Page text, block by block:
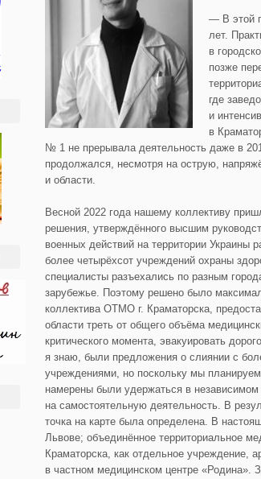
— В этой
лет.
в
позже
где
и
в
№ 1 не прерывала деятельность даже в
продолжался, несмотря на острую,
и области.
Весной 2022 года нашему коллективу
решения, утверждённого высшим
военных действий на территории Украины
более четырёхсот учреждений охраны
специалисты разъехались по разным
зарубежье. Поэтому решено было
коллектива ОТМО г. Краматорска,
области треть от общего объёма
критического момента, эвакуировать
я знаю, были предложения о слиянии с
учреждениями, но поскольку мы
намерены были удержаться в
на самостоятельную деятельность. В
точка на карте была определена. В
Львове; объединённое территориальное
Краматорска, как отдельное учреждение,
в частном медицинском центре «Родина».